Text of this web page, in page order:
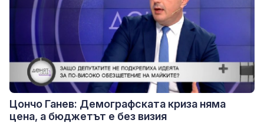
Цончо Ганев: Демографската криза няма
цена, а бюджетът е без визия